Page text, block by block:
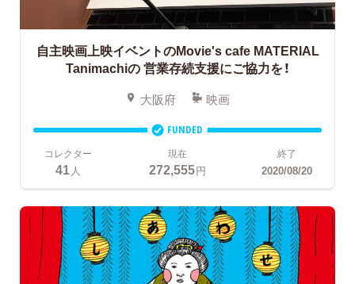
自主映画上映イベントのMovie's cafe MATERIAL
Tanimachiの営業存続支援にご協力を！
大阪府 映画
FUNDED
コレクター
41 人
現在
272,555円
終了
2020/08/20